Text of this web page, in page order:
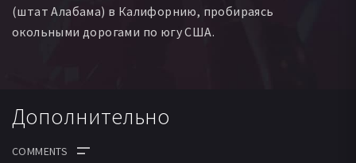
(штат Алабама) в Калифорнию, пробираясь
окольными дорогами по югу США.
Дополнительно